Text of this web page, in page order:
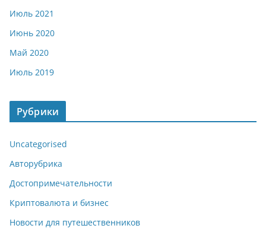
Июль 2021
Июнь 2020
Май 2020
Июль 2019
Рубрики
Uncategorised
Авторубрика
Достопримечательности
Криптовалюта и бизнес
Новости для путешественников